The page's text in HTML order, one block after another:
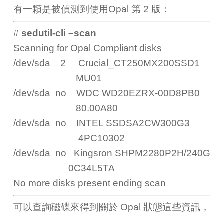
有一顆是被偵測到使用Opal 第 2 版：
# sedutil-cli –scan
Scanning for Opal Compliant disks
/dev/sda 2 Crucial_CT250MX200SSD1
MU01
/dev/sda no WDC WD20EZRX-00D8PB0
80.00A80
/dev/sda no INTEL SSDSA2CW300G3
4PC10302
/dev/sda no Kingsron SHPM2280P2H/240G
0C34L5TA
No more disks present ending scan
可以查詢磁碟來得到關於 Opal 狀態這些資訊，